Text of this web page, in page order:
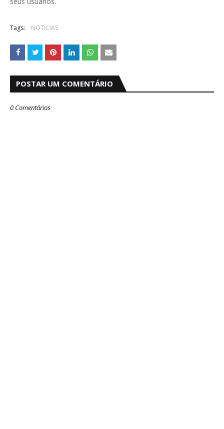
Tags: NOTÍCIAS
POSTAR UM COMENTÁRIO
0 Comentários